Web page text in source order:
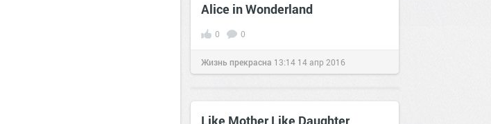
Alice in Wonderland
0 0
Жизнь прекрасна 13:14 14 апр 2016
Like Mother Like Daughter